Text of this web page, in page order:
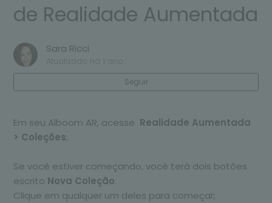
de Realidade Aumentada
Sara Ricci
Atualizado
Seguir
Em seu Alboom AR, acesse Realidade Aumentada
> Coleções;
Se você estiver começando, você terá dois botões
escrito Nova Coleção.
Clique em qualquer um deles para começar;